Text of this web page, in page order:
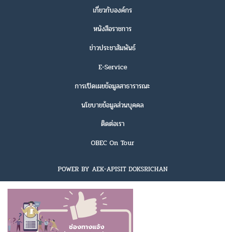
เกี่ยวกับองค์กร
หนังสือราชการ
ข่าวประชาสัมพันธ์
E-Service
การเปิดเผยข้อมูลสาธารารณะ
นโยบายข้อมูลส่วนบุคคล
ติดต่อเรา
OBEC On Tour
POWER BY AEK-APISIT DOKSRICHAN